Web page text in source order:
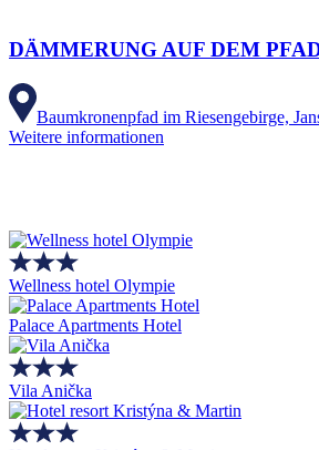
DÄMMERUNG AUF DEM
Baumkronenpfad im Riesengebirge,
Weitere informationen
Wellness hotel Olympie
Palace Apartments Hotel
Vila Anička